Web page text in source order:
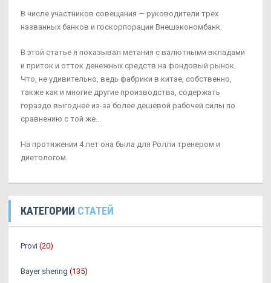
В числе участников совещания — руководители трех
названных банков и госкорпорации Внешэкономбанк.
В этой статье я показывал метания с валютными вкладами
и приток и отток денежных средств на фондовый рынок.
Что, не удивительно, ведь фабрики в китае, собственно,
также как и многие другие производства, содержать
гораздо выгоднее из-за более дешевой рабочей силы по
сравнению с той же...
На протяжении 4 лет она была для Ролли тренером и
диетологом.
КАТЕГОРИИ СТАТЕЙ
Provi (20)
Bayer shering (135)